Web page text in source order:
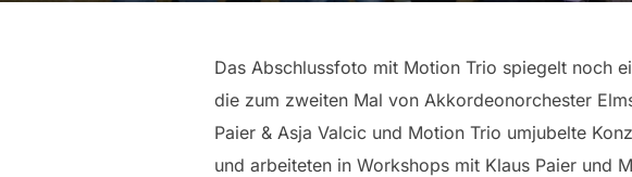
Das Abschlussfoto mit Motion Trio spiegelt noch
die zum zweiten Mal von Akkordeonorchester
Paier & Asja Valcic und Motion Trio umjubelte
und arbeiteten in Workshops mit Klaus Paier und